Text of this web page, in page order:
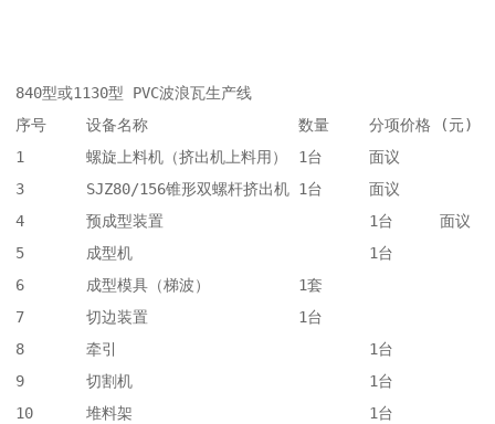
840型或1130型 PVC波浪瓦生产线
序号	设备名称	                数量	分项价格 (元)
1	螺旋上料机（挤出机上料用）	1台	面议
3	SJZ80/156锥形双螺杆挤出机	1台	面议
4	预成型装置	                1台	面议
5	成型机	                        1台
6	成型模具（梯波）	        1套
7	切边装置	                1台
8	牵引	                        1台
9	切割机              	        1台
10	堆料架	                        1台